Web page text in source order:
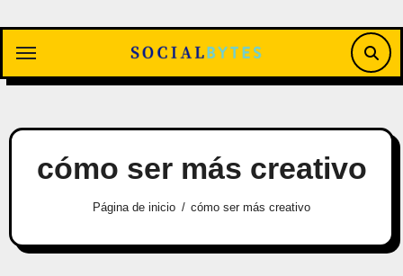
contenido
cómo ser más creativo
Página de inicio cómo ser más creativo